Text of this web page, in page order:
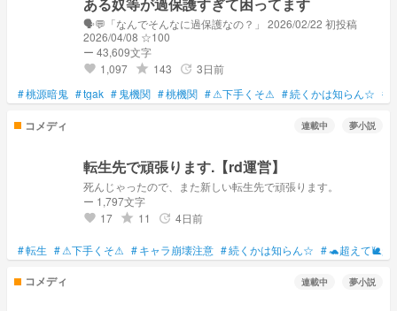
ある奴等が過保護すぎて困ってます
🗣💬「なんでそんなに過保護なの？」 2026/02/22 初投稿
2026/04/08 ☆100
ー 43,609文字
favorite 1,097 grade 143 update 3日前
#桃源暗鬼 #tgak # 鬼機関 #桃機関 #⚠下手くそ⚠ #続くかは知らん☆ #
コメディ 連載中 夢小説
転生先で頑張ります.【rd運営】
死んじゃったので、また新しい転生先で頑張ります。
ー 1,797文字
favorite 17 grade 11 update 4日前
#転生 #⚠下手くそ⚠ #キャラ崩壊注意 #続くかは知らん☆ #🐢超えて🐌超
コメディ 連載中 夢小説